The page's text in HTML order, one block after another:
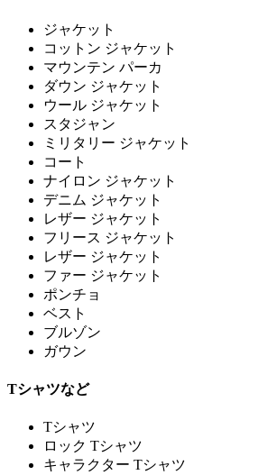
ジャケット
コットン ジャケット
マウンテン パーカ
ダウン ジャケット
ウール ジャケット
スタジャン
ミリタリー ジャケット
コート
ナイロン ジャケット
デニム ジャケット
レザー ジャケット
フリース ジャケット
レザー ジャケット
ファー ジャケット
ポンチョ
ベスト
ブルゾン
ガウン
Tシャツなど
Tシャツ
ロック Tシャツ
キャラクター Tシャツ